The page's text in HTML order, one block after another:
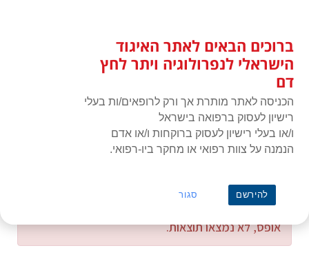
האיגוד הישראלי לנפרולוגיה ויתר
לחץ דם
הוצאות נסיעה
אופס, לא נמצאו תוצאות.
ברוכים הבאים לאתר האיגוד
הישראלי לנפרולוגיה ויתר לחץ
דם
הכניסה לאתר מותרת אך ורק לרופאים/ות בעלי
רישיון לעסוק ברפואה בישראל
ו/או בעלי רישיון לעסוק ברוקחות ו/או אדם
הנמנה על צוות רפואי או מחקר ביו-רפואי.
להירשם סגור